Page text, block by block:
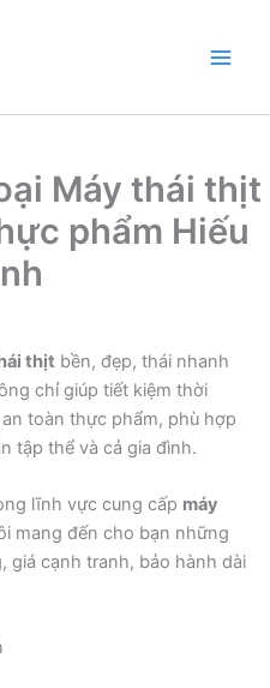
Máy thái thịt
phẩm Hiếu
thịt bền, đẹp, thái nhanh
chỉ giúp tiết kiệm thời
toàn thực phẩm, phù hợp
tập thể và cả gia đình.
lĩnh vực cung cấp máy
mang đến cho bạn những
giá cạnh tranh, bảo hành dài